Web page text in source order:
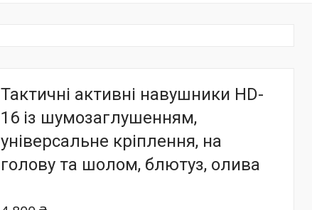
Тактичні активні навушники HD-
16 із шумозаглушенням,
універсальне кріплення, на
голову та шолом, блютуз, олива